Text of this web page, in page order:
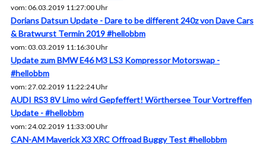
vom: 06.03.2019 11:27:00 Uhr
Dorians Datsun Update - Dare to be different 240z von Dave Cars
& Bratwurst Termin 2019 #hellobbm
vom: 03.03.2019 11:16:30 Uhr
Update zum BMW E46 M3 LS3 Kompressor Motorswap -
#hellobbm
vom: 27.02.2019 11:22:24 Uhr
AUDI RS3 8V Limo wird Gepfeffert! Wörthersee Tour Vortreffen
Update - #hellobbm
vom: 24.02.2019 11:33:00 Uhr
CAN-AM Maverick X3 XRC Offroad Buggy Test #hellobbm